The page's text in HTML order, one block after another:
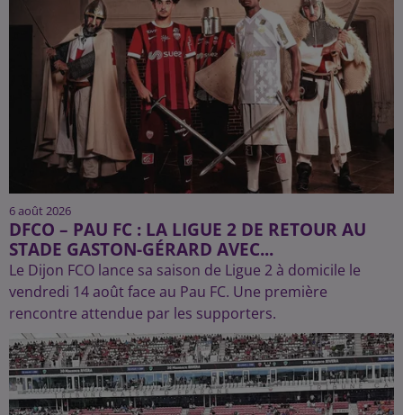
6 août 2026
DFCO – PAU FC : LA LIGUE 2 DE RETOUR AU
STADE GASTON-GÉRARD AVEC...
Le Dijon FCO lance sa saison de Ligue 2 à domicile le
vendredi 14 août face au Pau FC. Une première
rencontre attendue par les supporters.